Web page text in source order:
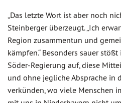
„Das letzte Wort ist aber noch
Steinberger überzeugt. „Ich
Region zusammentun und
kämpfen.“ Besonders sauer
Söder-Regierung auf, diese
und ohne jegliche Absprache in
verkünden, wo viele Menschen